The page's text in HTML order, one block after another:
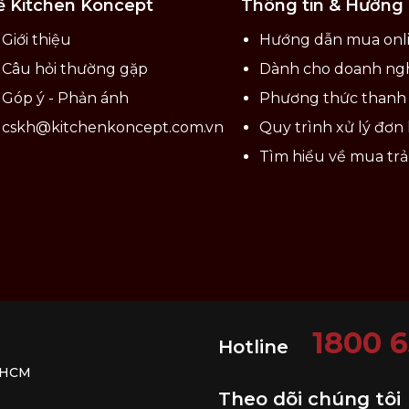
như xà phòng...
sử dụng.
tinh.
Kitchen Koncept
Giới thiệu
Câu hỏi thường gặp
Góp ý - Phản ánh
cskh@kitchenkoncept.com.vn
Thông tin & Hướng
Hướng dẫn mua
Dành cho doanh
Phương thức thanh
Quy trình xử lý đơn
Tìm hiểu về mua
Hotline 1800
Theo dõi chúng tôi